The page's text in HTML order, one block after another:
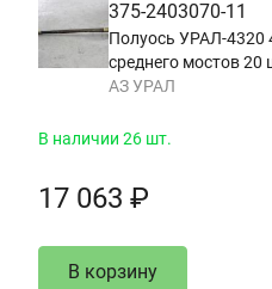
375-2403070-11
Полуось УРАЛ-4320
среднего мостов 20
АЗ УРАЛ
В наличии 26 шт.
17 063 ₽
В корзину